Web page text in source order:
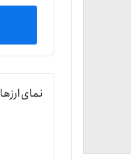
نمای ارزها